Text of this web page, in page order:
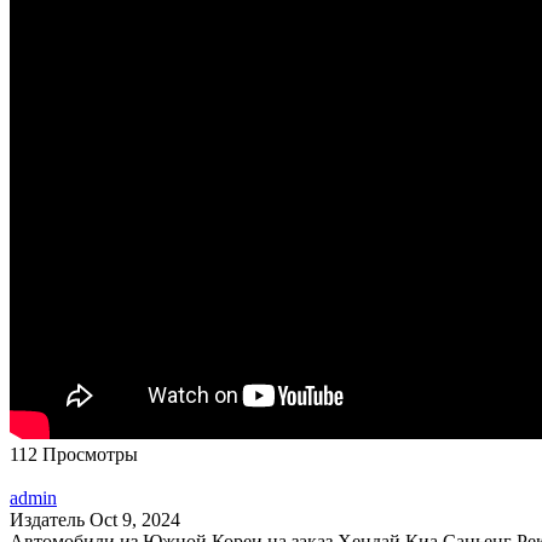
112 Просмотры
admin
Издатель Oct 9, 2024